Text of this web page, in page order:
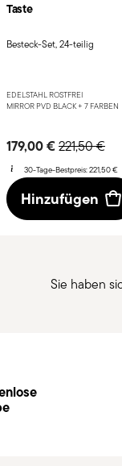
Taste
Besteck-Set, 24-teilig
EDELSTAHL ROSTFREI
MIRROR PVD BLACK + 7 FARBEN
179,00 €Price
221,50 €to
30-Tage-Bestpreis:221,50 €
Hinzufügen
Sie haben